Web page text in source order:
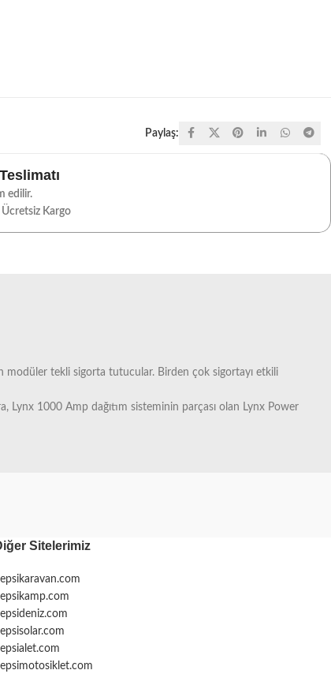
Paylaş:
edilir.
Ücretsiz Kargo
modüler tekli sigorta tutucular. Birden çok sigortayı etkili
Lynx 1000 Amp dağıtım sisteminin parçası olan Lynx Power
Sitelerimiz